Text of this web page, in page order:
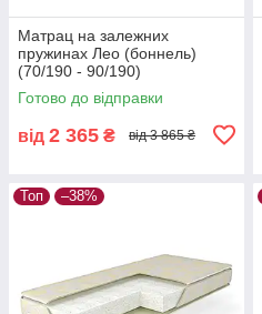
Матрац на залежних
пружинах Лео (боннель)
(70/190 - 90/190)
Готово до відправки
від 2 365 ₴ від 3 865 ₴
Топ –38%